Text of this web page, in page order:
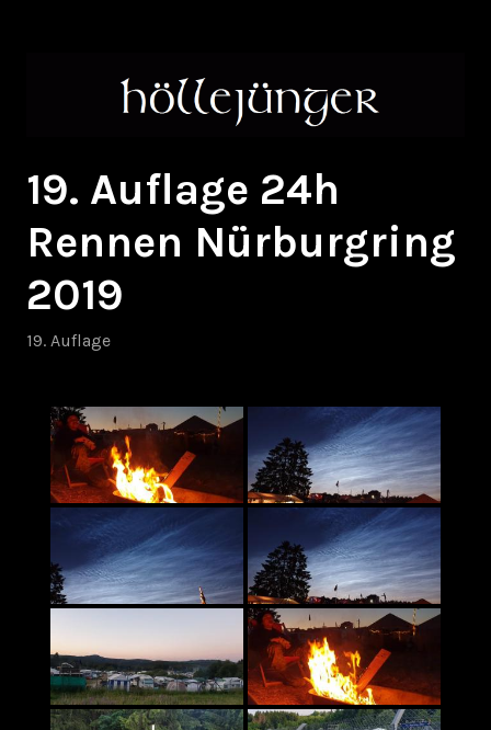
19. Auflage 24h
Rennen Nürburgring
2019
19. Auflage